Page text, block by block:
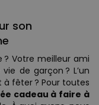
son
? Votre meilleur ami
de garçon ? L’un
fêter ? Pour toutes
cadeau à faire à